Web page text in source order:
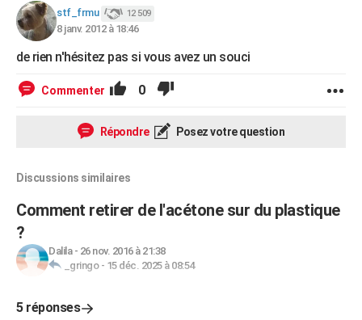
stf_frmu 12 509
8 janv. 2012 à 18:46
de rien n'hésitez pas si vous avez un souci
Commenter 0
Répondre Posez votre question
Discussions similaires
Comment retirer de l'acétone sur du plastique
?
Dalila- 26 nov. 2016 à 21:38
_gringo- 15 déc. 2025 à 08:54
5 réponses